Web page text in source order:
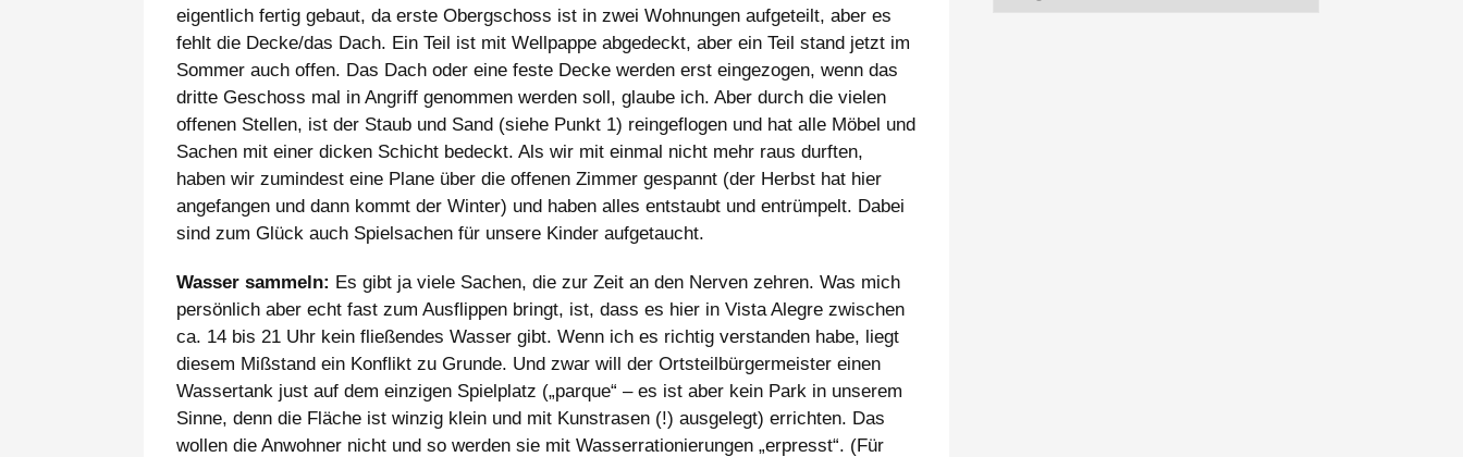
eigentlich fertig gebaut, da erste Obergschoss ist in zwei Wohnungen aufgeteilt, aber es
fehlt die Decke/das Dach. Ein Teil ist mit Wellpappe abgedeckt, aber ein Teil stand jetzt im
Sommer auch offen. Das Dach oder eine feste Decke werden erst eingezogen, wenn das
dritte Geschoss mal in Angriff genommen werden soll, glaube ich. Aber durch die vielen
offenen Stellen, ist der Staub und Sand (siehe Punkt 1) reingeflogen und hat alle Möbel und
Sachen mit einer dicken Schicht bedeckt. Als wir mit einmal nicht mehr raus durften,
haben wir zumindest eine Plane über die offenen Zimmer gespannt (der Herbst hat hier
angefangen und dann kommt der Winter) und haben alles entstaubt und entrümpelt. Dabei
sind zum Glück auch Spielsachen für unsere Kinder aufgetaucht.
Wasser sammeln: Es gibt ja viele Sachen, die zur Zeit an den Nerven zehren. Was mich
persönlich aber echt fast zum Ausflippen bringt, ist, dass es hier in Vista Alegre zwischen
ca. 14 bis 21 Uhr kein fließendes Wasser gibt. Wenn ich es richtig verstanden habe, liegt
diesem Mißstand ein Konflikt zu Grunde. Und zwar will der Ortsteilbürgermeister einen
Wassertank just auf dem einzigen Spielplatz („parque“ – es ist aber kein Park in unserem
Sinne, denn die Fläche ist winzig klein und mit Kunstrasen (!) ausgelegt) errichten. Das
wollen die Anwohner nicht und so werden sie mit Wasserrationierungen „erpresst“. (Für